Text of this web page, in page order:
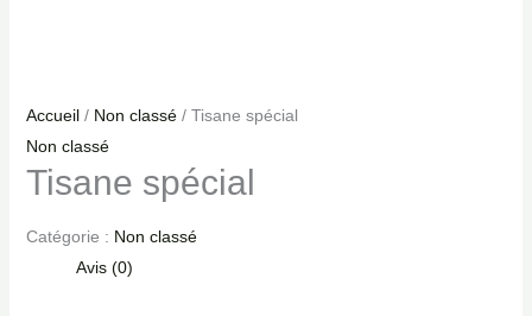
Accueil/ Non classé/ Tisane spécial
Non classé
Tisane spécial
Catégorie : Non classé
Avis (0)